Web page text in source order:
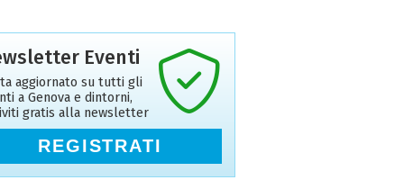
Eventi
aggiornato su tutti gli
a Genova e dintorni,
gratis alla newsletter
REGISTRATI